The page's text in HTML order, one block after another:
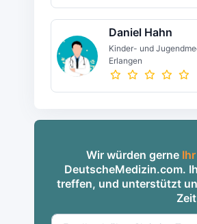
Daniel Hahn
Kinder- und
Erlangen
Wir würden gerne
DeutscheMedizin.com.
treffen, und unterstützt